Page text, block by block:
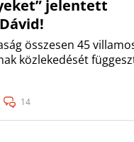
jelentett
összesen 45
közlekedését
14